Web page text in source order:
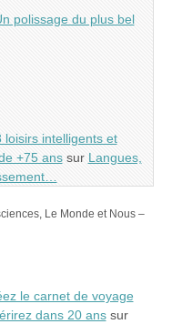
polissage du plus bel
loisirs intelligents et
+75 anssur Langues,
Le Monde et Nous –
le carnet de voyage
dans 20 anssur